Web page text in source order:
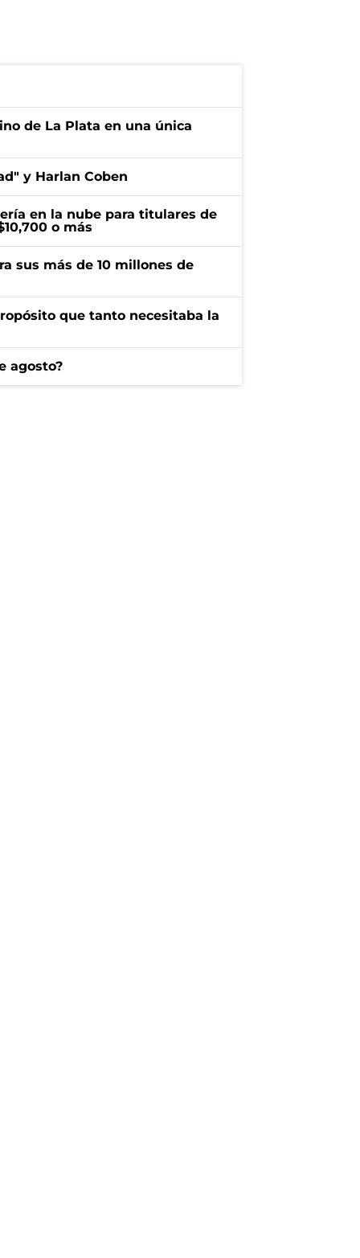
de La Plata en una única
y Harlan Coben
en la nube para titulares de
o más
sus más de 10 millones de
que tanto necesitaba la
agosto?